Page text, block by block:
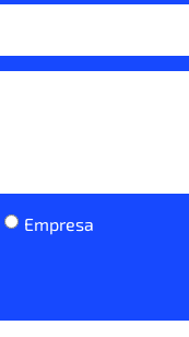
Empresa